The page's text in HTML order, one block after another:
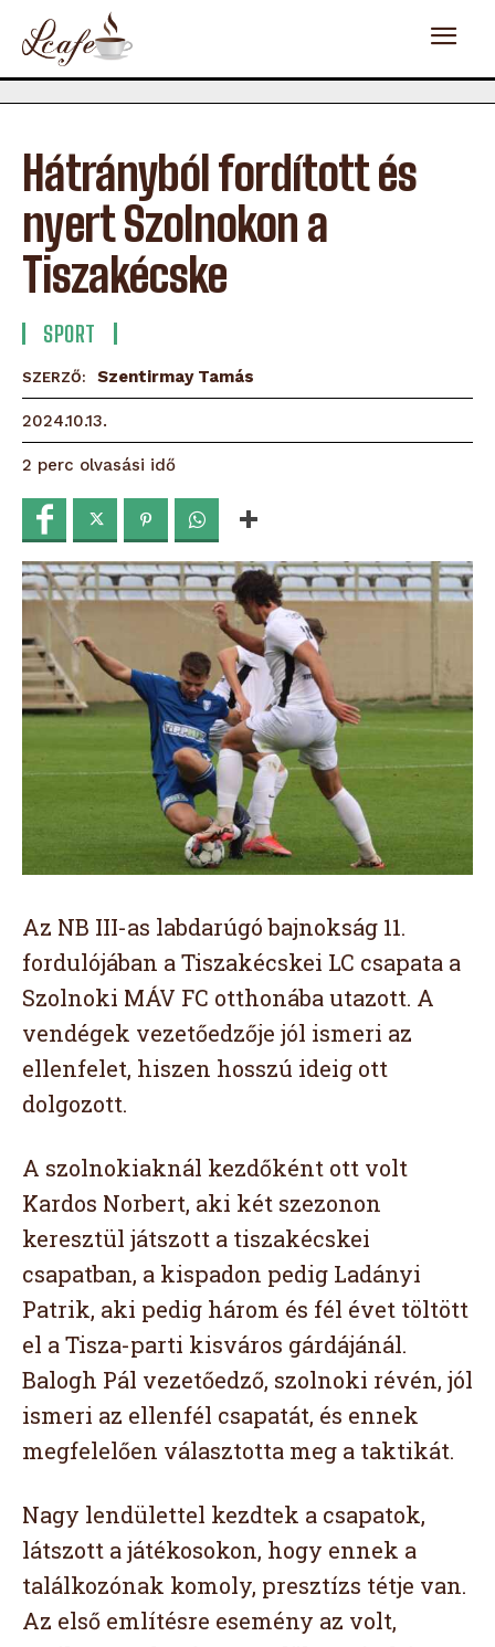
Hátrányból fordított és
nyert Szolnokon a
Tiszakécske
SPORT
SZERZŐ: Szentirmay Tamás
2024.10.13.
2 perc olvasási idő
Az NB III-as labdarúgó bajnokság 11.
fordulójában a Tiszakécskei LC csapata a
Szolnoki MÁV FC otthonába utazott. A
vendégek vezetőedzője jól ismeri az
ellenfelet, hiszen hosszú ideig ott
dolgozott.
A szolnokiaknál kezdőként ott volt
Kardos Norbert, aki két szezonon
keresztül játszott a tiszakécskei
csapatban, a kispadon pedig Ladányi
Patrik, aki pedig három és fél évet töltött
el a Tisza-parti kisváros gárdájánál.
Balogh Pál vezetőedző, szolnoki révén, jól
ismeri az ellenfél csapatát, és ennek
megfelelően választotta meg a taktikát.
Nagy lendülettel kezdtek a csapatok,
látszott a játékosokon, hogy ennek a
találkozónak komoly, presztízs tétje van.
Az első említésre esemény az volt,